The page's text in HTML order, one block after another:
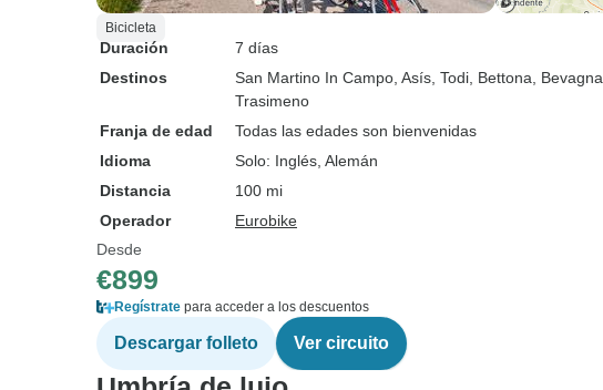
Bicicleta
Duración
7 días
Destinos
San Martino In Campo , Asís , Todi , Bettona , Bevagna
Trasimeno
Franja de edad
Todas las edades son bienvenidas
Idioma
Solo: Inglés, Alemán
Distancia
100 mi
Operador
Eurobike
Desde
€899
Regístrate para acceder a los descuentos
Descargar folleto Ver circuito